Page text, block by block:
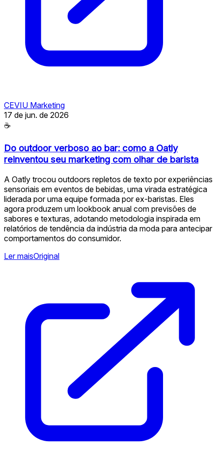
CEVIU Marketing
17 de jun. de 2026
☕
Do outdoor verboso ao bar: como a Oatly
reinventou seu marketing com olhar de barista
A Oatly trocou outdoors repletos de texto por experiências
sensoriais em eventos de bebidas, uma virada estratégica
liderada por uma equipe formada por ex-baristas. Eles
agora produzem um lookbook anual com previsões de
sabores e texturas, adotando metodologia inspirada em
relatórios de tendência da indústria da moda para antecipar
comportamentos do consumidor.
Ler maisOriginal